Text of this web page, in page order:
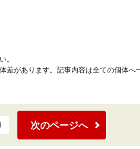
。
があります。記事内容は全ての個体へ
次のページへ